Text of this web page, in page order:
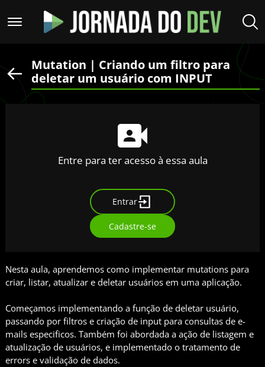
Mutation | Criando um filtro para
deletar um usuário com INPUT
Entre para ter acesso à essa aula
Entrar
Cadastre-se
Nesta aula, aprendemos como implementar mutations para
criar, listar, atualizar e deletar usuários em uma aplicação.
Começamos implementando a função de deletar usuário,
passando por filtros e criação de input para consultas de e-
mails especificos. Também foi abordada a ação de listagem e
atualização de usuários, e implementado o tratamento de
errors e validação de dados.